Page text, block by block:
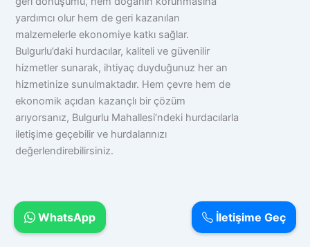
yardımcı olur hem de geri kazanılan
malzemelerle ekonomiye katkı sağlar.
Bulgurlu’daki hurdacılar, kaliteli ve güvenilir
hizmetler sunarak, ihtiyaç duyduğunuz her an
hizmetinize sunulmaktadır. Hem çevre hem de
ekonomik açıdan kazançlı bir çözüm
arıyorsanız, Bulgurlu Mahallesi’ndeki hurdacılarla
iletişime geçebilir ve hurdalarınızı
değerlendirebilirsiniz.
İletişime Geç
WhatsApp